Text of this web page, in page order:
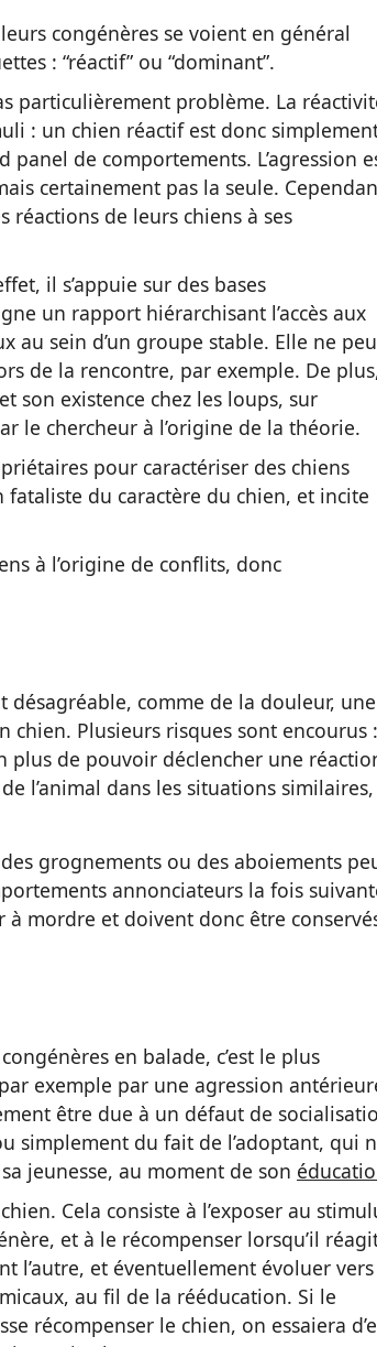
congénères se voient en général
: “réactif” ou “dominant”.
particulièrement problème. La
: un chien réactif est donc
de comportements. L’agression
certainement pas la seule.
de leurs chiens à ses
il s’appuie sur des bases
un rapport hiérarchisant l’accès aux
au sein d’un groupe stable. Elle ne
de la rencontre, par exemple. De
son existence chez les loups, sur
le chercheur à l’origine de la théorie.
pour caractériser des chiens
du caractère du chien, et incite
à l’origine de conflits, donc
désagréable, comme de la douleur, une
chien. Plusieurs risques sont encourus :
de pouvoir déclencher une
de l’animal dans les situations similaires,
grognements ou des aboiements
annonciateurs la fois
mordre et doivent donc être
en balade, c’est le plus
exemple par une agression
être due à un défaut de
simplement du fait de l’adoptant, qui
jeunesse, au moment de son
Cela consiste à l’exposer au
et à le récompenser lorsqu’il
l’autre, et éventuellement évoluer vers
au fil de la rééducation. Si le
récompenser le chien, on essaiera